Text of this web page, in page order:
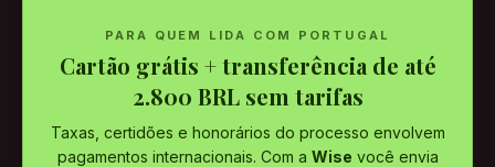
PARA QUEM LIDA COM PORTUGAL
Cartão grátis + transferência de até
2.800 BRL sem tarifas
Taxas, certidões e honorários do processo envolvem
pagamentos internacionais. Com a Wise você envia